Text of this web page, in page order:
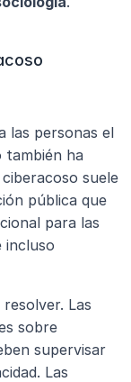
las personas el
también ha
suele
pública que
para las
incluso
Las
sobre
supervisar
Las